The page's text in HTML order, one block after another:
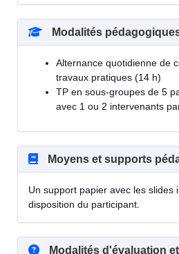
Modalités
Alternance quotidienne de
travaux pratiques (14 h)
TP en sous-groupes de 5
avec 1 ou 2 intervenants
Moyens et supports
Un support papier avec les slides
disposition du participant.
Modalités d'évaluation